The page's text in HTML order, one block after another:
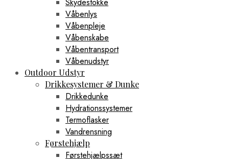
Skydestokke
Våbenlys
Våbenpleje
Våbenskabe
Våbentransport
Våbenudstyr
Outdoor Udstyr
Drikkesystemer & Dunke
Drikkedunke
Hydrationssystemer
Termoflasker
Vandrensning
Førstehjælp
Førstehjælpssæt